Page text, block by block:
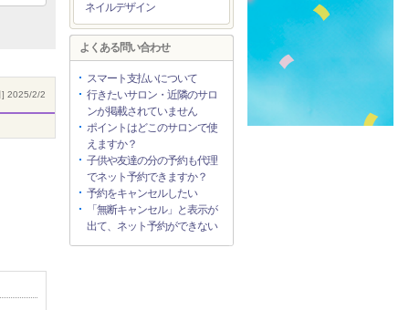
] 2025/2/2
ネイルデザイン
よくある問い合わせ
スマート支払いについて
行きたいサロン・近隣のサロ
ンが掲載されていません
ポイントはどこのサロンで使
えますか？
子供や友達の分の予約も代理
でネット予約できますか？
予約をキャンセルしたい
「無断キャンセル」と表示が
出て、ネット予約ができない